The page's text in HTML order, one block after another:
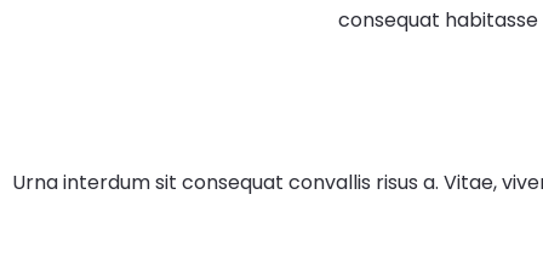
consequat habitasse
Urna interdum sit consequat convallis risus a. Vitae,